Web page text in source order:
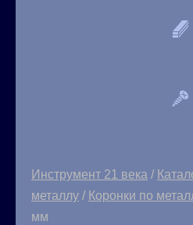
Инструмент 21 века /
металлу / Коронки по
мм